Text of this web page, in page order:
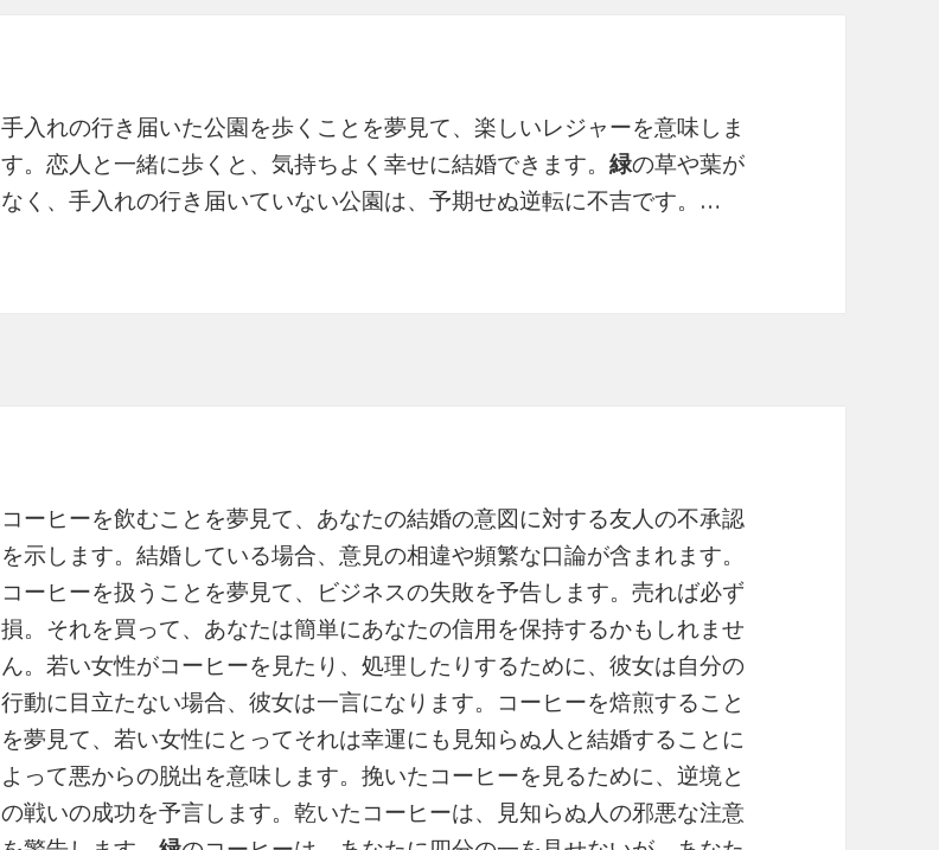
手入れの行き届いた公園を歩くことを夢見て、楽しいレジャーを意味しま
す。恋人と一緒に歩くと、気持ちよく幸せに結婚できます。緑の草や葉が
なく、手入れの行き届いていない公園は、予期せぬ逆転に不吉です。…
コーヒーを飲むことを夢見て、あなたの結婚の意図に対する友人の不承認
を示します。結婚している場合、意見の相違や頻繁な口論が含まれます。
コーヒーを扱うことを夢見て、ビジネスの失敗を予告します。売れば必ず
損。それを買って、あなたは簡単にあなたの信用を保持するかもしれませ
ん。若い女性がコーヒーを見たり、処理したりするために、彼女は自分の
行動に目立たない場合、彼女は一言になります。コーヒーを焙煎すること
を夢見て、若い女性にとってそれは幸運にも見知らぬ人と結婚することに
よって悪からの脱出を意味します。挽いたコーヒーを見るために、逆境と
の戦いの成功を予言します。乾いたコーヒーは、見知らぬ人の邪悪な注意